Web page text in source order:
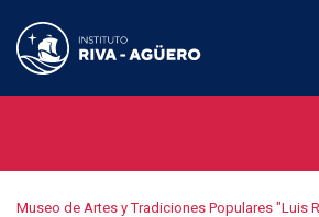
Museo de Artes y Tradiciones Populares "Luis